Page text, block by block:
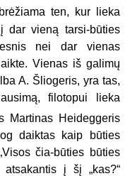
ten, kur lieka
dar vieną tarsi-būties
nei dar vienas
Vienas iš galimų
A. Šliogeris, yra tas,
filotopui lieka
Martinas Heideggeris
daiktas kaip būties
čia-būties būties
į šį „kas?“